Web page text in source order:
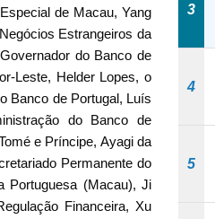
de Macau, Yang
Estrangeiros da
do Banco de
Leste, Helder Lopes, o
Banco de Portugal, Luís
do Banco de
e Príncipe, Ayagi da
Permanente do
Portuguesa (Macau), Ji
Financeira, Xu
3
4
5